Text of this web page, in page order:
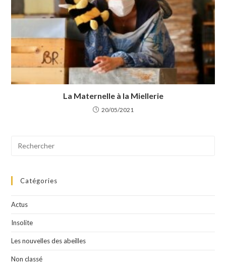
La Maternelle à la Miellerie
20/05/2021
Catégories
Actus
Insolite
Les nouvelles des abeilles
Non classé